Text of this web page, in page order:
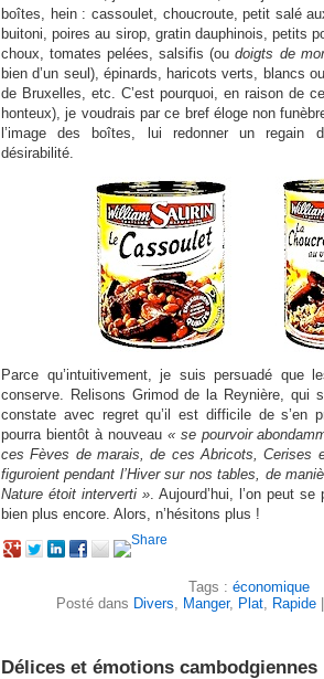
boîtes, hein : cassoulet, choucroute, petit salé
buitoni, poires au sirop, gratin dauphinois, petits
choux, tomates pelées, salsifis (oudoigts de
bien d’un seul), épinards, haricots verts, blancs
de Bruxelles, etc. C’est pourquoi, en raison de
honteux), je voudrais par ce bref éloge non
l’image des boîtes, lui redonner un regain
désirabilité.
Parce qu’intuitivement, je suis persuadé que
conserve. Relisons Grimod de la Reynière, qui
constate avec regret qu’il est difficile de s’en
pourra bientôt à nouveau« se pourvoir
ces Fèves de marais, de ces Abricots, Cerises
figuroient pendant l’Hiver sur nos tables, de
Nature étoit interverti » . Aujourd’hui, l’on peut
bien plus encore. Alors, n’hésitons plus !
Tags : économique
Posté dans Divers Manger, Plat, Rapide
Délices et émotions cambodgiennes